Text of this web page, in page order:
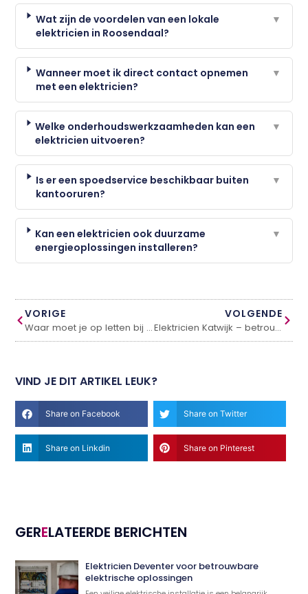
Wat zijn de voordelen van een lokale
elektricien in Roosendaal?
▼
Wanneer moet ik direct contact opnemen
met een elektricien?
▼
Welke onderhoudswerkzaamheden kan een
elektricien uitvoeren?
▼
Is er een spoedservice beschikbaar buiten
kantooruren?
▼
Kan een elektricien ook duurzame
energieoplossingen installeren?
▼
VORIGE
Waar moet je op letten bij een airco installatie?
VOLGENDE
Elektricien Katwijk – betrouwbare service bij storingen en installaties
VIND JE DIT ARTIKEL LEUK?
Share on Facebook Share on Twitter
Share on Linkdin Share on Pinterest
GERELATEERDE BERICHTEN
Elektricien Deventer voor betrouwbare
elektrische oplossingen